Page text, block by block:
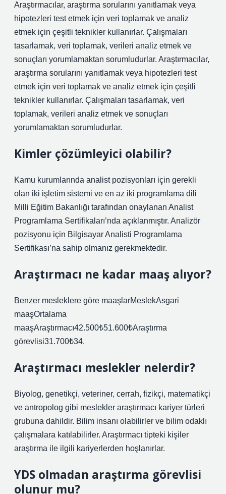
Araştırmacılar, araştırma sorularını yanıtlamak veya
hipotezleri test etmek için veri toplamak ve analiz
etmek için çeşitli teknikler kullanırlar. Çalışmaları
tasarlamak, veri toplamak, verileri analiz etmek ve
sonuçları yorumlamaktan sorumludurlar. Araştırmacılar,
araştırma sorularını yanıtlamak veya hipotezleri test
etmek için veri toplamak ve analiz etmek için çeşitli
teknikler kullanırlar. Çalışmaları tasarlamak, veri
toplamak, verileri analiz etmek ve sonuçları
yorumlamaktan sorumludurlar.
Kimler çözümleyici olabilir?
Kamu kurumlarında analist pozisyonları için gerekli
olan iki işletim sistemi ve en az iki programlama dili
Milli Eğitim Bakanlığı tarafından onaylanan Analist
Programlama Sertifikaları’nda açıklanmıştır. Analizör
pozisyonu için Bilgisayar Analisti Programlama
Sertifikası’na sahip olmanız gerekmektedir.
Araştırmacı ne kadar maaş alıyor?
Benzer mesleklere göre maaşlarMeslekAsgari
maaşOrtalama
maaşAraştırmacı42.500₺51.600₺Araştırma
görevlisi31.700₺34.
Araştırmacı meslekler nelerdir?
Biyolog, genetikçi, veteriner, cerrah, fizikçi, matematikçi
ve antropolog gibi meslekler araştırmacı kariyer türleri
grubuna dahildir. Bilim insanı olabilirler ve bilim odaklı
çalışmalara katılabilirler. Araştırmacı tipteki kişiler
araştırma ile ilgili kariyerlerden hoşlanırlar.
YDS olmadan araştırma görevlisi
olunur mu?